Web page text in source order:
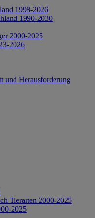
1998-2026
1990-2030
2000-2025
2026
und Herausforderung
Tierarten 2000-2025
2025